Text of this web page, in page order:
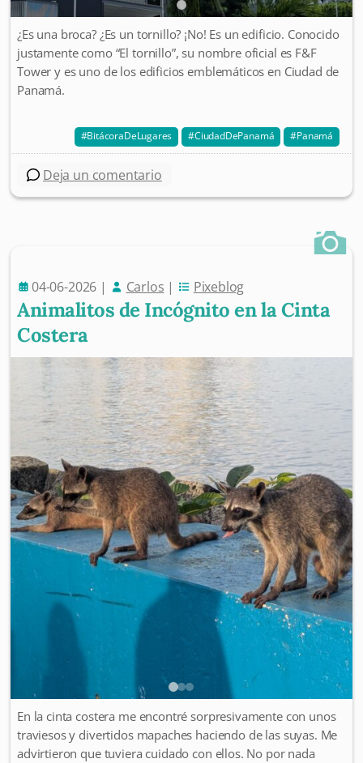
¿Es una broca? ¿Es un tornillo? ¡No! Es un edificio. Conocido
justamente como “El tornillo”, su nombre oficial es F&F
Tower y es uno de los edificios emblemáticos en Ciudad de
Panamá.
BitácoraDeLugares CiudadDePanamá Panamá
Deja un comentario
04-06-2026 | Carlos | Pixeblog
Animalitos de Incógnito en la Cinta
Costera
En la cinta costera me encontré sorpresivamente con unos
traviesos y divertidos mapaches haciendo de las suyas. Me
advirtieron que tuviera cuidado con ellos. No por nada